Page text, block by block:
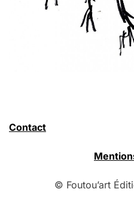
Contact
© Foutou’art